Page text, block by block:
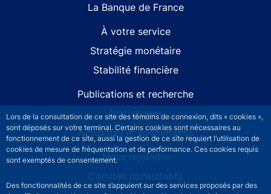
Lors de la consultation de ce site des témoins de connexion, dits « cookies »,
sont déposés sur votre terminal. Certains cookies sont nécessaires au
fonctionnement de ce site, aussi la gestion de ce site requiert l’utilisation de
cookies de mesure de fréquentation et de performance. Ces cookies requis
sont exemptés de consentement.
Des fonctionnalités de ce site s’appuient sur des services proposés par des
La Banque de France
À votre service
Stratégie monétaire
Stabilité financière
Publications et recherche
Statistiques
Actualités et événements
Nous rejoindre
Comités consultatifs